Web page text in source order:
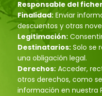
Responsable del
Finalidad: Enviar
descuentos y otras
Legitimación:
Destinatarios: Solo se
una obligación legal.
Derechos: Acceder,
otros derechos, como
información en nuestra